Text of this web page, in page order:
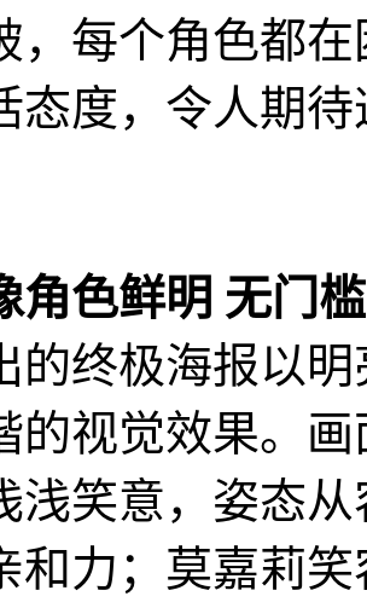
，每个角色都
态度，令人期
角色鲜明 无门
的终极海报以
的视觉效果。
浅笑意，姿态
和力；莫嘉莉